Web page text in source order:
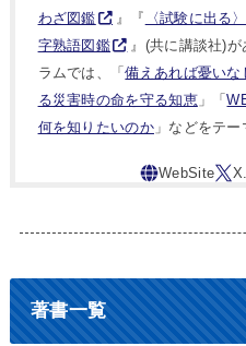
わざ図鑑
』『
〈試験に出る
字熟語図鑑
』(共に講談社)
ラムでは、「備えあれば憂い
る災害時の命を守る知恵」「
何を知りたいのか」などをテー
著書一覧